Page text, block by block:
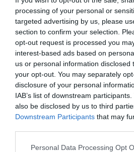
processing of your personal or
targeted advertising by us, please
section to confirm your selection.
opt-out request is processed you
interest-based ads based on
us or personal information disclosed
your opt-out. You may separately
disclosure of your personal
IAB’s list of downstream
also be disclosed by us to third
Downstream Participants that may
Personal Data Processing Opt
¡Escucha el último programa
de Sports, Inside!